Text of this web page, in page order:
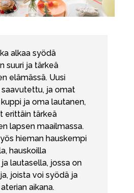
alkaa syödä
suuri ja tärkeä
elämässä. Uusi
ja omat
ja oma lautanen,
erittäin tärkeä
lapsen maailmassa.
hieman hauskempi
hauskoilla
lautasella, jossa on
joista voi syödä ja
aikana.
Suosikit
Outlet
osoitteessa